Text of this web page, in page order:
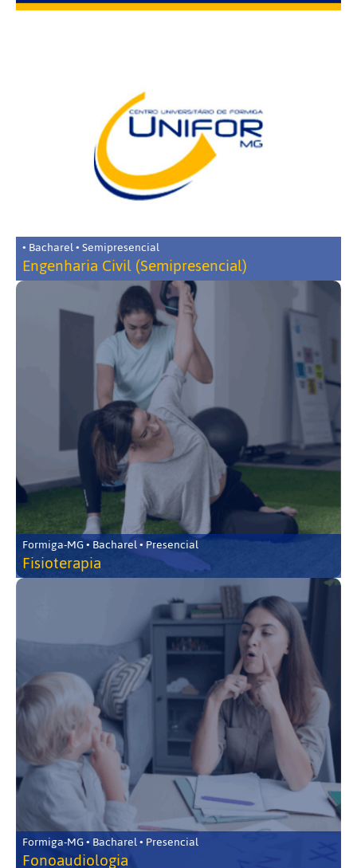
• Bacharel • Semipresencial
Engenharia Civil (Semipresencial)
Formiga-MG • Bacharel • Presencial
Fisioterapia
Formiga-MG • Bacharel • Presencial
Fonoaudiologia